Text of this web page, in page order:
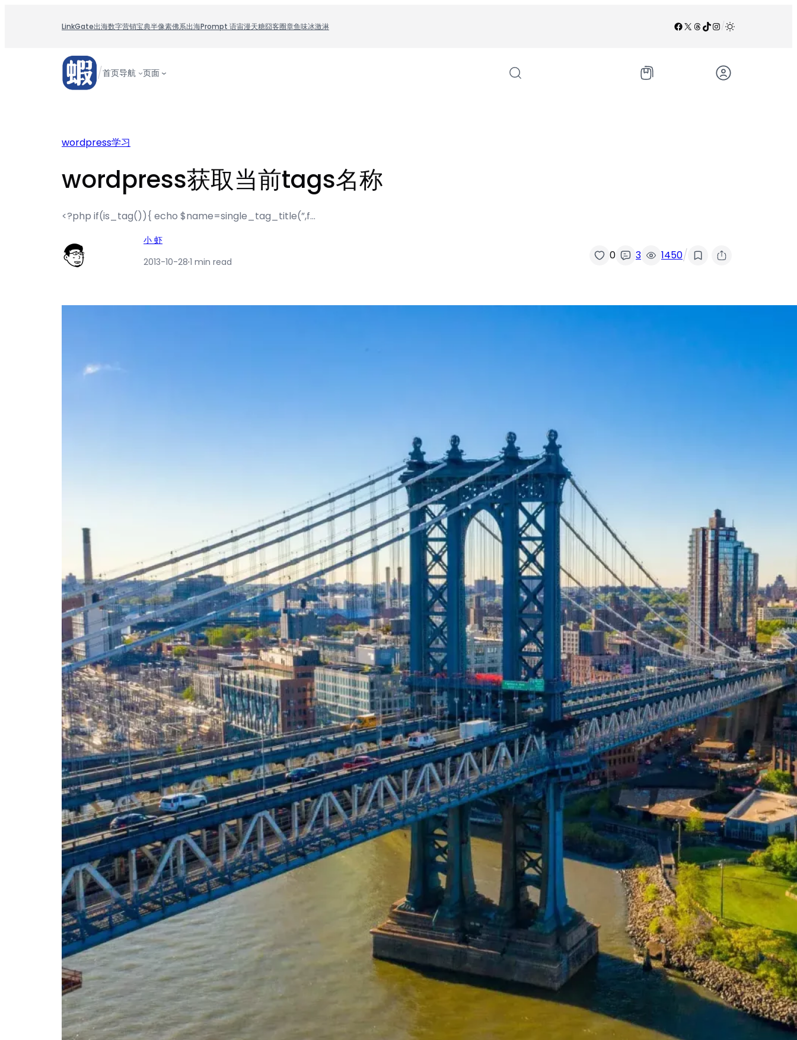
LinkGate出海数字营销宝典半像素佛系出海Prompt 语宙漫天糖囧客圈章鱼味冰激淋 Facebook
X Threads
TikTok
Instagram
/
/首页导航 页面
wordpress学习
wordpress获取当前tags名称
<?php if(is_tag()){ echo $name=single_tag_title(”,f…
小 虾
2013-10-28·1 min read 0 3 1450/